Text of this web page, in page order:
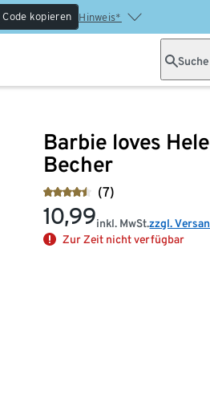
Code kopieren Hinweis*
Suche
Barbie loves
Becher
(7)
10,99inkl. MwSt.zzgl.
Zur Zeit nicht verfügbar